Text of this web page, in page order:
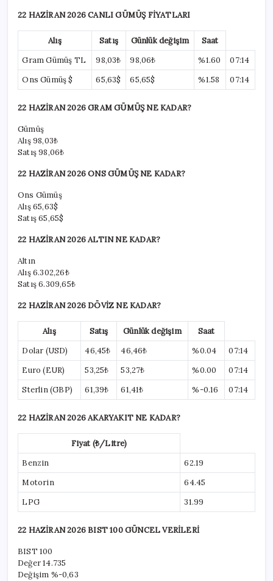
22 HAZİRAN 2026 CANLI GÜMÜŞ FİYATLARI
Alış Satış Günlük değişim
Saat
Gram Gümüş TL
98,03₺ 98,06₺ %1.60
07:14
Ons Gümüş $
65,63$ 65,65$ %1.58 07:14
22 HAZİRAN 2026 GRAM GÜMÜŞ NE KADAR?
Gümüş
Alış98,03₺
Satış98,06₺
22 HAZİRAN 2026 ONS GÜMÜŞ NE KADAR?
Ons Gümüş
Alış65,63$
Satış65,65$
22 HAZİRAN 2026 ALTIN NE KADAR?
Altın
Alış6.302,26₺
Satış6.309,65₺
22 HAZİRAN 2026 DÖVİZ NE KADAR?
Alış Satış Günlük değişim
Saat
Dolar (USD)
46,45₺ 46,46₺ %0.04
07:14
Euro (EUR)
53,25₺ 53,27₺ %0.00
07:14
Sterlin (GBP)
61,39₺ 61,41₺ %-0.16 07:14
22 HAZİRAN 2026 AKARYAKIT NE KADAR?
Fiyat (₺/Litre)
Benzin
62.19
Motorin
64.45
LPG
31.99
22 HAZİRAN 2026 BIST 100 GÜNCEL VERİLERİ
BIST 100
Değer14.735
Değişim %-0,63